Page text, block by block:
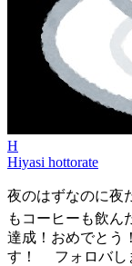
H
Hiyasi hottorate
夜のはずなのに夜
もコーヒーも飲
達成！おめでとう
す！ フォロバし